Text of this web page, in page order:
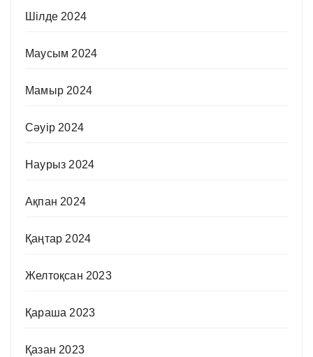
Шілде 2024
Маусым 2024
Мамыр 2024
Сәуір 2024
Наурыз 2024
Ақпан 2024
Қаңтар 2024
Желтоқсан 2023
Қараша 2023
Қазан 2023